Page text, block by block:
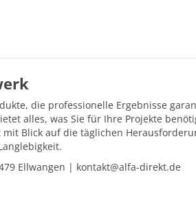
die professionelle Ergebnisse
alles, was Sie für Ihre Projekte
Blick auf die täglichen
Ellwangen | kontakt@alfa-direkt.de